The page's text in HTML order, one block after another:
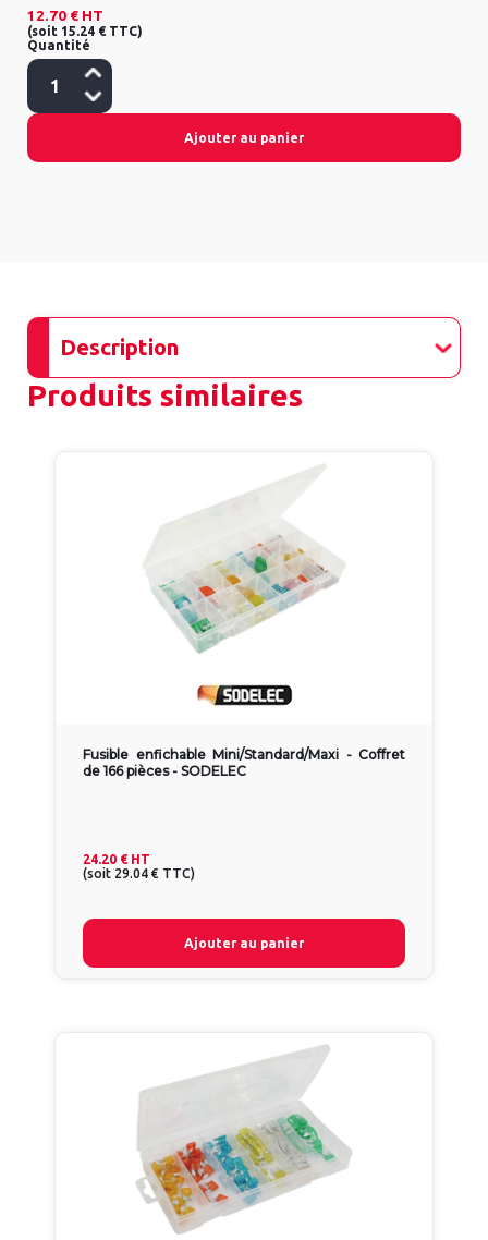
12.70 € HT
(soit 15.24 € TTC)
Quantité
Ajouter au panier
Description
Produits similaires
Fusible enfichable Mini/Standard/Maxi - Coffret
de 166 pièces - SODELEC
24.20 € HT
(soit 29.04 € TTC)
Ajouter au panier